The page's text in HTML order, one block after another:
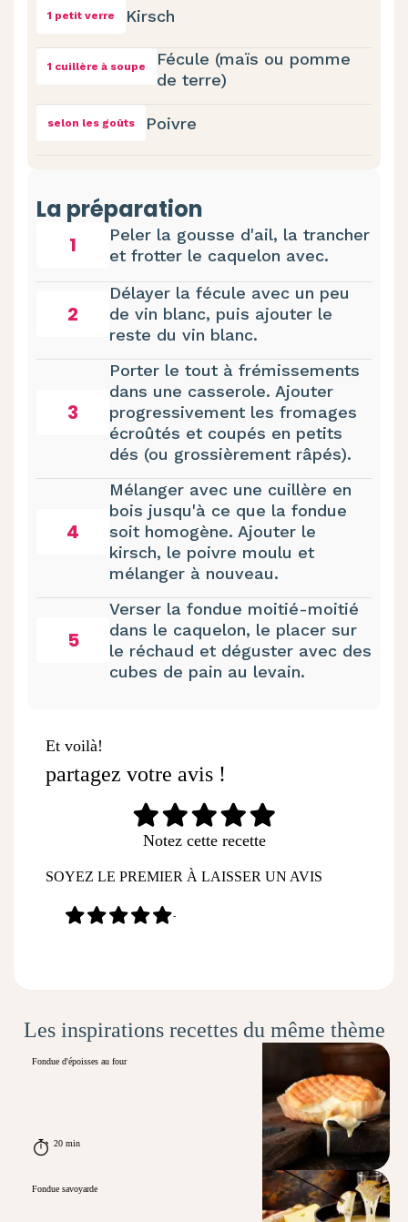
1 petit verre Kirsch
1 cuillère à soupe
Fécule (maïs ou pomme
de terre)
selon les goûts Poivre
La préparation
1
Peler la gousse d'ail, la trancher
et frotter le caquelon avec.
2
Délayer la fécule avec un peu
de vin blanc, puis ajouter le
reste du vin blanc.
3
Porter le tout à frémissements
dans une casserole. Ajouter
progressivement les fromages
écroûtés et coupés en petits
dés (ou grossièrement râpés).
4
Mélanger avec une cuillère en
bois jusqu'à ce que la fondue
soit homogène. Ajouter le
kirsch, le poivre moulu et
mélanger à nouveau.
5
Verser la fondue moitié-moitié
dans le caquelon, le placer sur
le réchaud et déguster avec des
cubes de pain au levain.
Et voilà!
partagez votre avis !
Notez cette recette
SOYEZ LE PREMIER À LAISSER UN AVIS
-
Les inspirations recettes du même thème
Fondue d'époisses au four
20 min
Fondue savoyarde